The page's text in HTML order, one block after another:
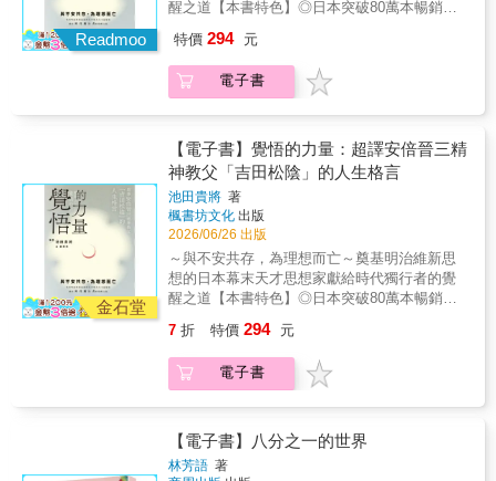
不再覺得委屈。你的眼界將會更開闊，愛情的
層次也會跟著提升到更幸福的境界。專業／準
換一次的閃耀。而這一次的閃耀，必須綻放在
關鍵時刻，也就是你的付出，可以為別人做出
重要的貢獻。自律／學習管理自己，主控人生●
何使用時間的，養成習慣之後，就會變成那樣
的人，形塑出屬於自己的獨特風格。未來／謹
慎看待當下自己的每一個起心動念●人生無法完
全按照規劃前行，但可以決定在何處轉彎。從
偏離航道的紀錄，留下曾經認真取捨的心情，
這比是否達到原訂的目標更重要。
班調皮下班也調皮的皮膚科女醫，診間裡發生
的各種荒誕趣聞、醫師Online路上的光怪陸離
記，組合成了這本充滿生活智慧的隨筆集。
************◆──願每一個生命中的傷口，都能
化作歡笑一朵。──◆別再羨慕為什麼別人的人
生比較好玩，當你也學會將震驚化為走鐘（台
語），所有平凡不過的日常點滴都是一種養
分。★警告：本書有滿滿諧音梗，請勿當做國
文課本練中文！ ★醫界、網紅們笑到流淚推薦
吳介山｜臺灣皮膚科醫學會理事林政賢｜林政
賢皮膚科診所院長綠君麻麻｜作家、閱讀推廣
人馬卡人妻｜知名網紅聞氫哥｜圖文作家
Readmoo
醒之道【本書特色】◎日本突破80萬本暢銷
調查）！◎首相「伊藤博文」、倒幕運動領袖
「高杉晉作」、陸軍之父「山縣有朋」等改變
日本命運關鍵人物的啟蒙者超譯經典。◎職業
介紹！面臨西方列強的強勢衝擊，日本進入嚴
密的鎖國時期。當多數人陷入恐懼與無力之
際，年僅25歲的吉田松陰卻選擇做出震撼時代
的決定──偷渡登上黑船，只為向敵人學習。他
明白，光靠敵意無法拯救國家，唯有理解與學
習、實際付出行動，才能真正改變未來。之後
更是開設了一所小型私塾「松下村塾」，培育
出伊藤博文、高杉晉作等足以影響往後日本走
向的人才。本書以吉田松陰的思想為核心，將
這位目光深遠、以滿腔熱血奔走於幕末的天才
理解的176則精煉格言，從「心、士、志、知、
友、死」六大面向層層剖析，深入足以影響整
個世代的關鍵理念，啟發讀者掌握改變未來的
信、當你快被壓力擊垮之時，這本書將帶給你
突破現狀的勇氣。真正能改變未來的，從來不
特價 294 元
電子書
金石堂
【電子書】覺悟的力量：超譯安倍晉三精
神教父「吉田松陰」的人生格言
池田貴將 著
楓書坊文化 出版
2026/06/26 出版
～與不安共存，為理想而亡～奠基明治維新思
想的日本幕末天才思想家獻給時代獨行者的覺
醒之道【本書特色】◎日本突破80萬本暢銷
調查）！◎首相「伊藤博文」、倒幕運動領袖
「高杉晉作」、陸軍之父「山縣有朋」等改變
日本命運關鍵人物的啟蒙者超譯經典。◎職業
介紹！面臨西方列強的強勢衝擊，日本進入嚴
密的鎖國時期。當多數人陷入恐懼與無力之
際，年僅25歲的吉田松陰卻選擇做出震撼時代
7 折 特價 294 元
電子書
【電子書】八分之一的世界
林芳語 著